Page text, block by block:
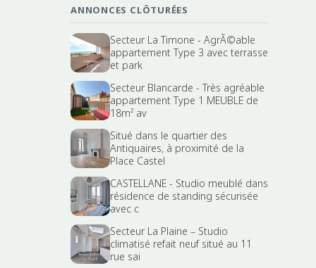
ANNONCES CLÔTURÉES
Secteur La Timone - AgrÃ©able
appartement Type 3 avec terrasse
et park
Secteur Blancarde - Très agréable
appartement Type 1 MEUBLE de
18m² av
Situé dans le quartier des
Antiquaires, à proximité de la
Place Castel
CASTELLANE - Studio meublé dans
résidence de standing sécurisée
avec c
Secteur La Plaine – Studio
climatisé refait neuf situé au 11
rue sai